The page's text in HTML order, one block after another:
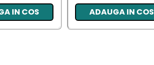
IN COS ADAUGA IN COS